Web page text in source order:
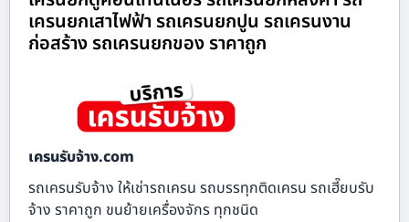
เครนยกเสาไฟฟ้า รถเครนยกปูน รถเครนงาน
ก่อสร้าง รถเครนยกของ ราคาถูก
เครนรับจ้าง.com
รถเครนรับจ้าง ให้เช่ารถเครน รถบรรทุกติดเครน รถเฮี๊ยบรับ
จ้าง ราคาถูก ขนย้ายเครื่องจักร ทุกชนิด